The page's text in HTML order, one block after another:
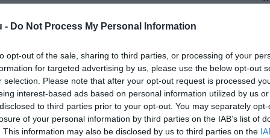
- Do Not Process My Personal Information
opt-out of the sale, sharing to third parties, or processing of your
for targeted advertising by us, please use the below opt-out
selection. Please note that after your opt-out request is processed
interest-based ads based on personal information utilized by us
to third parties prior to your opt-out. You may separately
of your personal information by third parties on the IAB’s list of
This information may also be disclosed by us to third parties on the